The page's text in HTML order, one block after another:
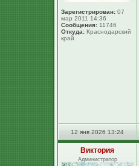
Зарегистрирован: 07
мар 2011 14:36
Сообщения: 11746
Откуда: Краснодарский
край
12 янв 2026 13:24
Виктория
Администратор